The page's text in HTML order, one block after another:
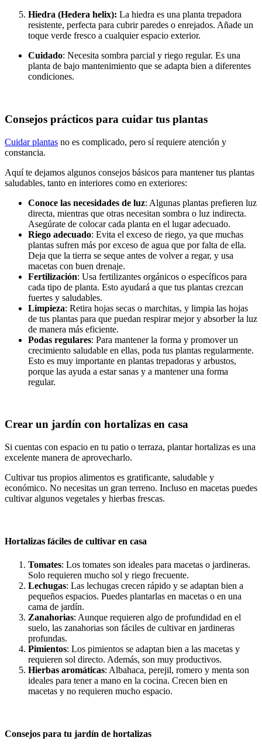
Hiedra (Hedera helix): La hiedra es una planta trepadora
resistente, perfecta para cubrir paredes o enrejados. Añade un
toque verde fresco a cualquier espacio exterior.
Cuidado: Necesita sombra parcial y riego regular. Es una
planta de bajo mantenimiento que se adapta bien a diferentes
condiciones.
Consejos prácticos para cuidar tus plantas
Cuidar plantas no es complicado, pero sí requiere atención y
constancia.
Aquí te dejamos algunos consejos básicos para mantener tus plantas
saludables, tanto en interiores como en exteriores:
Conoce las necesidades de luz: Algunas plantas prefieren luz
directa, mientras que otras necesitan sombra o luz indirecta.
Asegúrate de colocar cada planta en el lugar adecuado.
Riego adecuado: Evita el exceso de riego, ya que muchas
plantas sufren más por exceso de agua que por falta de ella.
Deja que la tierra se seque antes de volver a regar, y usa
macetas con buen drenaje.
Fertilización: Usa fertilizantes orgánicos o específicos para
cada tipo de planta. Esto ayudará a que tus plantas crezcan
fuertes y saludables.
Limpieza: Retira hojas secas o marchitas, y limpia las hojas
de tus plantas para que puedan respirar mejor y absorber la luz
de manera más eficiente.
Podas regulares: Para mantener la forma y promover un
crecimiento saludable en ellas, poda tus plantas regularmente.
Esto es muy importante en plantas trepadoras y arbustos,
porque las ayuda a estar sanas y a mantener una forma
regular.
Crear un jardín con hortalizas en casa
Si cuentas con espacio en tu patio o terraza, plantar hortalizas es una
excelente manera de aprovecharlo.
Cultivar tus propios alimentos es gratificante, saludable y
económico. No necesitas un gran terreno. Incluso en macetas puedes
cultivar algunos vegetales y hierbas frescas.
Hortalizas fáciles de cultivar en casa
Tomates: Los tomates son ideales para macetas o jardineras.
Solo requieren mucho sol y riego frecuente.
Lechugas: Las lechugas crecen rápido y se adaptan bien a
pequeños espacios. Puedes plantarlas en macetas o en una
cama de jardín.
Zanahorias: Aunque requieren algo de profundidad en el
suelo, las zanahorias son fáciles de cultivar en jardineras
profundas.
Pimientos: Los pimientos se adaptan bien a las macetas y
requieren sol directo. Además, son muy productivos.
Hierbas aromáticas: Albahaca, perejil, romero y menta son
ideales para tener a mano en la cocina. Crecen bien en
macetas y no requieren mucho espacio.
Consejos para tu jardín de hortalizas